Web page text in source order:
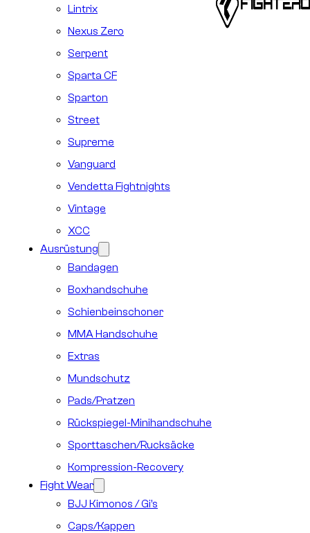
Lintrix
Nexus Zero
Serpent
Sparta CF
Sparton
Street
Supreme
Vanguard
Vendetta Fightnights
Vintage
XCC
Ausrüstung
Bandagen
Boxhandschuhe
Schienbeinschoner
MMA Handschuhe
Extras
Mundschutz
Pads/Pratzen
Rückspiegel-Minihandschuhe
Sporttaschen/Rucksäcke
Kompression-Recovery
Fight Wear
BJJ Kimonos / Gi’s
Caps/Kappen